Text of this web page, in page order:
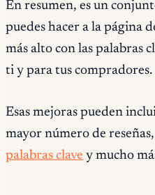
En resumen, es un
puedes hacer a la página
más alto con las palabras
ti y para tus compradores.
Esas mejoras pueden
mayor número de reseñas,
palabras clave y mucho